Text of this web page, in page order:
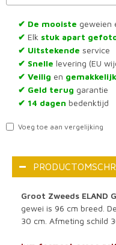
✔ De mooiste geweien
✔ Elk stuk apart
✔ Uitstekende service
✔ Snelle levering (EU
✔ Veilig en
✔ Geld terug garantie
✔ 14 dagen bedenktijd
Voeg toe aan vergelijking
Groot Zweeds ELAND
gewei is 96 cm breed.
30 cm. Afmeting schild